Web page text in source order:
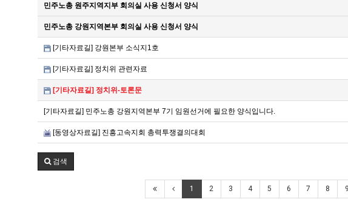
민주노총 원주지역지부 회의실 사용 신청서 양식
민주노총 강원지역본부 회의실 사용 신청서 양식
[기타자료길] 강원본부 소식지1호
[기타자료길] 정치위 관련자료
[기타자료길] 정치위-토론문
[기타자료길] 민주노총 강원지역본부 7기 임원선거에 필요한 양식입니다.
[동영상자료길] 진흥고속지회 총력투쟁결의대회
검색
1 2 3 4 5 6 7 8 9